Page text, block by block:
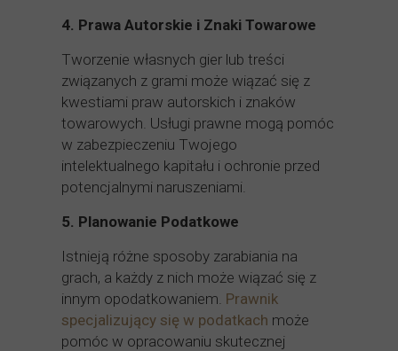
4. Prawa Autorskie i Znaki Towarowe
Tworzenie własnych gier lub treści
związanych z grami może wiązać się z
kwestiami praw autorskich i znaków
towarowych. Usługi prawne mogą pomóc
w zabezpieczeniu Twojego
intelektualnego kapitału i ochronie przed
potencjalnymi naruszeniami.
5. Planowanie Podatkowe
Istnieją różne sposoby zarabiania na
grach, a każdy z nich może wiązać się z
innym opodatkowaniem. Prawnik
specjalizujący się w podatkach może
pomóc w opracowaniu skutecznej